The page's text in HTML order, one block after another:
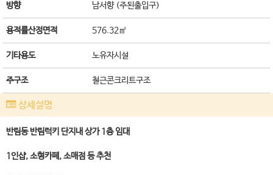
방향 남서향 (주된출입구)
용적률산정면적 576.32㎡
기타용도 노유자시설
주구조 철근콘크리트구조
상세설명
반림동 반림럭키 단지내 상가 1층 임대
1인샵, 소형카페, 소매점 등 추천